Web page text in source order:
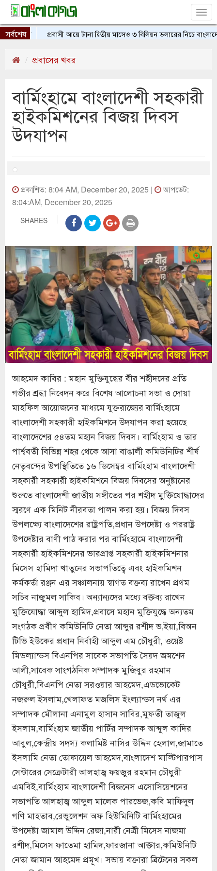
সর্বশেষ প্রবাসী আয়ে টানা দ্বিতীয় মাসেও ৩ বিলিয়ন ডলারের নিচে বাংলাদেশ
প্রবাসের খবর
বার্মিংহামে বাংলাদেশী সহকারী
হাইকমিশনের বিজয় দিবস
উদযাপন
প্রকাশিত: 8:04 AM, December 20, 2025 |
আপডেট:
8:04:AM, December 20, 2025
SHARES
আহমেদ কাবির : মহান মুক্তিযুদ্ধের বীর শহীদদের প্রতি
গভীর শ্রদ্ধা নিবেদন করে বিশেষ আলোচনা সভা ও দোয়া
মাহফিল আয়োজনের মাধ্যমে যুক্তরাজ্যের বার্মিংহামে
বাংলাদেশী সহকারী হাইকমিশনে উদযাপন করা হয়েছে
বাংলাদেশের ৫৪তম মহান বিজয় দিবস। বার্মিংহাম ও তার
পার্শ্ববতী বিভিন্ন শহর থেকে আসা বাঙালী কমিউনিটির শীর্ষ
নেতৃবন্দের উপস্থিতিতে ১৬ ডিসেম্বর বার্মিংহাম বাংলাদেশী
সহকারী সহকারী হাইকমিশনে বিজয় দিবসের অনুষ্টানের
শুরুতে বাংলাদেশী জাতীয় সঙ্গীতের পর শহীদ মুক্তিযোদ্ধাদের
স্মরণে এক মিনিট নীরবতা পালন করা হয়। বিজয় দিবস
উপলক্ষ্যে বাংলাদেশের রাষ্ট্রপতি,প্রধান উপদেষ্টা ও পররাষ্ট্র
উপদেষ্টার বাণী পাঠ করার পর বার্মিংহামে বাংলাদেশী
সহকারী হাইকমিশনের ভারপ্রাপ্ত সহকারী হাইকমিশনার
মিসেস হামিদা খাতুনের সভাপতিত্বে এবং হাইকমিশন
কর্মকর্তা রঞ্জন এর সঞ্চালনায় স্বাগত বক্তব্য রাখেন প্রথম
সচিব নাজুমল সাকিব। অন্যান্যদের মধ্যে বক্তব্য রাখেন
মুক্তিযোদ্ধা আব্দুল হামিদ,প্রবাসে মহান মুক্তিযুদ্ধে অন্যতম
সংগঠক প্রবীণ কমিউনিটি নেতা আব্দুর রশীদ ভ‚ইয়া,বিঅন
টিভি ইউকের প্রধান নির্বাহী আব্দুল এম চৌধুরী, ওয়েষ্ট
মিডল্যান্ডস বিএনপির সাবেক সভাপতি সৈয়দ জমশেদ
আলী,সাবেক সাংগঠনিক সম্পাদক মুজিবুর রহমান
চৌধুরী,বিএনপি নেতা সরওয়ার আহমেদ,এডভোকেট
নজরুল ইসলাম,খেলাফত মজলিস ইংল্যান্ডস নর্থ এর
সম্পাদক মৌলানা এনামুল হাসান সাবির,মুফতী তাজুল
ইসলাম,বার্মিংহাম জাতীয় পার্টির সম্পাদক আব্দুল কাদির
আবুল,কেন্দ্রীয় সদস্য কলামিষ্ট নাসির উদ্দিন হেলাল,জামাতে
ইসলামি নেতা তোফায়েল আহমেদ,বাংলাদেশ মাল্টিপারপাস
সেন্টারের সেক্রেটারী আলহাজ্ব ফয়জুর রহমান চৌধুরী
এমবিই,বার্মিংহাম বাংলাদেশী বিজনেস এসোসিয়েশনের
সভাপতি আলহাজ্ব আব্দুল মালেক পারভেজ,কবি মাফিদুল
গণি মাহতাব,রেভুলেশন অফ হিউমিনিটি বার্মিংহামের
উপদেষ্টা জামাল উদ্দিন রেজা,নারী নেত্রী মিসেস নাজমা
রশীদ,মিসেস ফাতেমা হামিদ,ফারজানা আক্তার,কমিউনিটি
নেতা জামান আহমেদ প্রমূখ। সভায় বক্তারা ব্রিটেনের সকল